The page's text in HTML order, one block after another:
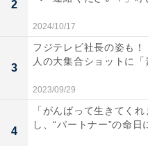
2
2024/10/17
3
フジテレビ社長の姿も
人の大集合ショットに
2023/09/29
4
「がんばって生きてく
し、“パートナー”の命